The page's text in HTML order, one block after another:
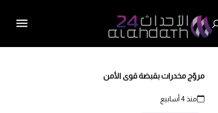
مروّج مخدرات بقبضة قوى الأمن
منذ 4 أسابيع